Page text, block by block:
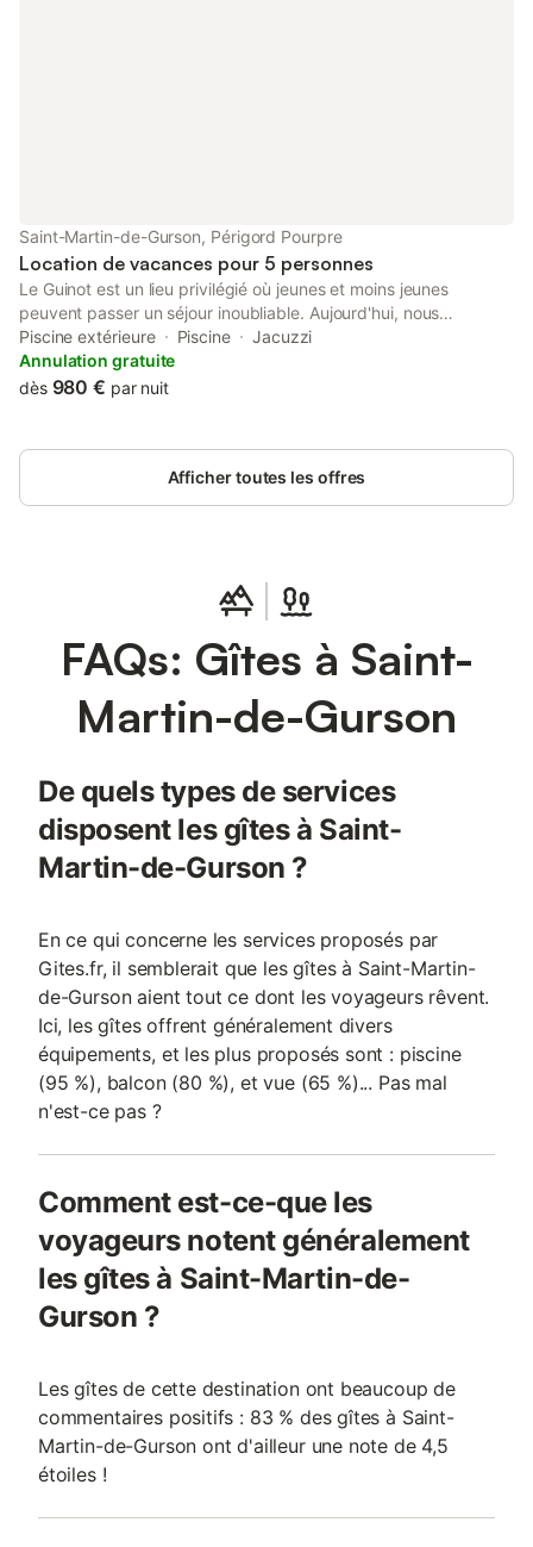
Saint-Martin-de-Gurson, Périgord Pourpre
Location de vacances pour 5 personnes
Le Guinot est un lieu privilégié où jeunes et moins jeunes
peuvent passer un séjour inoubliable. Aujourd'hui, nous
proposons à nos vacanciers 5 habitations d’hôtes charmantes
avec piscine chauffée, sauna extérieur panoramique, jacuzzi,
aire de jeux, boulodrome, braséro et cuisine d'été. Lors de la
combinés avec des touches modernes. Les maisons d'hôtes
(petites maisons) sont idéales pour les familles mais aussi si
vous n'êtes que vous deux, elles sont confortables et offrent
bouilloire et toute la vaisselle, couverts, casseroles et poêles) ou
dans la cuisine extérieure. Il y a 2 chambres séparées (1
chambre fermée et 1 mezzanine de 3x3 avec un total de 4 à 5
lits de 90x200, placés ensemble ou séparément). Nous sommes
leurs accessoires, des bains bébé, des chaises pour enfants,
avec table à manger, d’une kitchenette et d'une salle de bain
avec baignoire et très grande douche. Chaque
Piscine extérieure Piscine
Jacuzzi
Annulation gratuite
dès 980 € par nuit
Afficher toutes les offres
FAQs: Gîtes à Saint-
Martin-de-Gurson
De quels types de services
disposent les gîtes à Saint-
Martin-de-Gurson ?
En ce qui concerne les services proposés par
Gites.fr, il semblerait que les gîtes à Saint-Martin-
de-Gurson aient tout ce dont les voyageurs rêvent.
Ici, les gîtes offrent généralement divers
équipements, et les plus proposés sont : piscine
(95 %), balcon (80 %), et vue (65 %)... Pas mal
n'est-ce pas ?
Comment est-ce-que les
voyageurs notent généralement
les gîtes à Saint-Martin-de-
Gurson ?
Les gîtes de cette destination ont beaucoup de
commentaires positifs : 83 % des gîtes à Saint-
Martin-de-Gurson ont d'ailleur une note de 4,5
étoiles !